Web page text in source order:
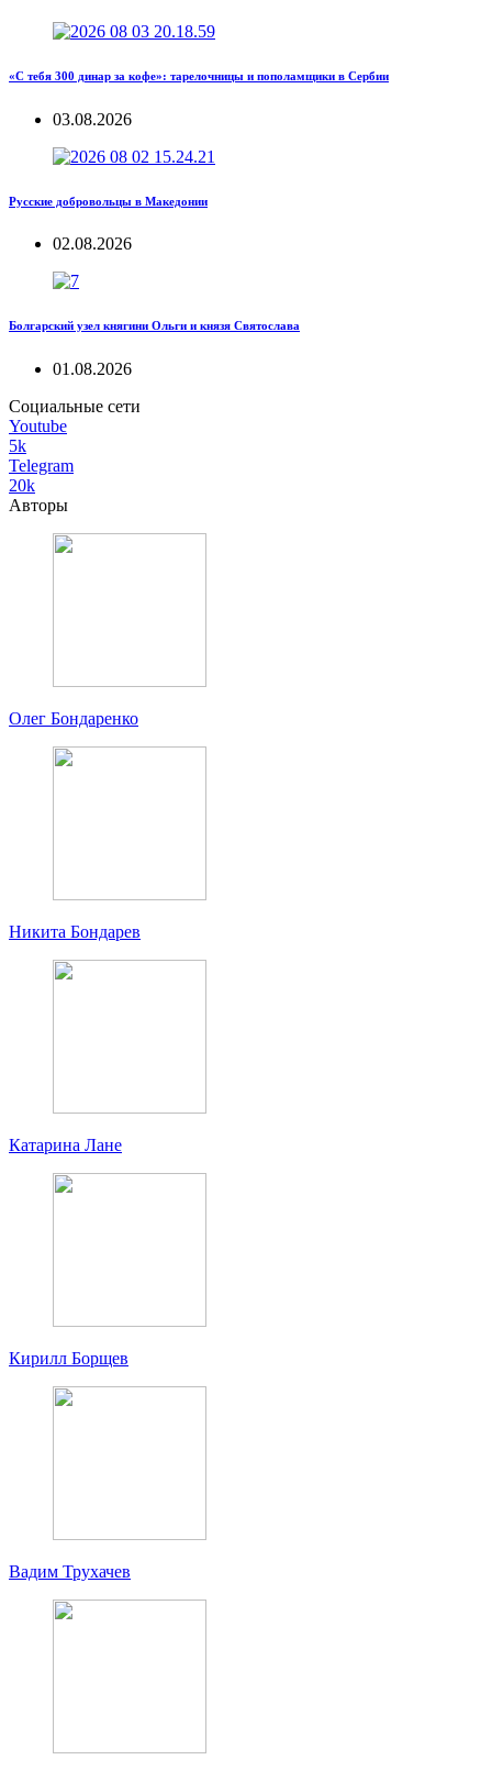
«С тебя 300 динар за кофе»: тарелочницы и пополамщики в Сербии
03.08.2026
Русские добровольцы в Македонии
02.08.2026
Болгарский узел княгини Ольги и князя Святослава
01.08.2026
Социальные сети
Youtube
5k
Telegram
20k
Авторы
Олег Бондаренко
Никита Бондарев
Катарина Лане
Кирилл Борщев
Вадим Трухачев